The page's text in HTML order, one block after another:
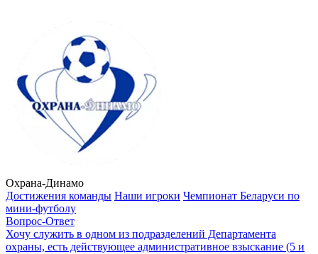
Охрана-Динамо
Достижения команды Наши игроки Чемпионат Беларуси по
мини-футболу
Вопрос-Ответ
Хочу служить в одном из подразделений Департамента
охраны, есть действующее административное взыскание (5 и